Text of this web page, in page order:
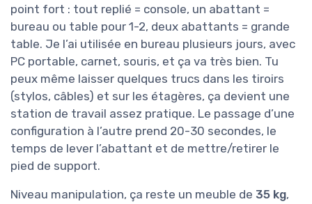
point fort : tout replié = console, un abattant =
bureau ou table pour 1-2, deux abattants = grande
table. Je l’ai utilisée en bureau plusieurs jours, avec
PC portable, carnet, souris, et ça va très bien. Tu
peux même laisser quelques trucs dans les tiroirs
(stylos, câbles) et sur les étagères, ça devient une
station de travail assez pratique. Le passage d’une
configuration à l’autre prend 20-30 secondes, le
temps de lever l’abattant et de mettre/retirer le
pied de support.
Niveau manipulation, ça reste un meuble de 35 kg,